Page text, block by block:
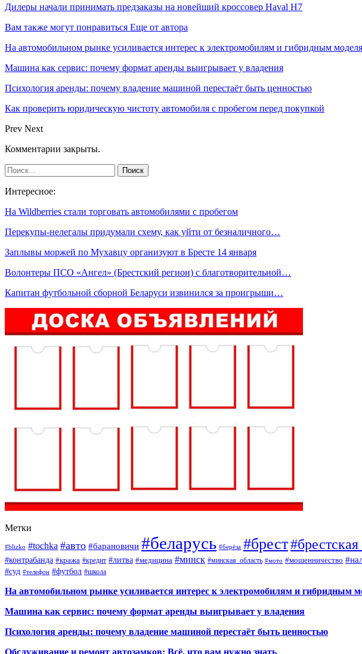
Дилеры начали принимать предзаказы на новейший кроссовер Haval H7
Вам также могут понравиться Еще от автора
На автомобильном рынке усиливается интерес к электромобилям и гибридным
Машина как сервис: почему формат аренды выигрывает у владения
Психология аренды: почему владение машиной перестаёт быть ценностью
Как проверить юридическую чистоту автомобиля с пробегом перед покупкой
Prev Next
Комментарии закрыты.
Интересное:
На Wildberries стали торговать автомобилями с пробегом
Перекупы-нелегалы придумали схему, как уйти от безналичного…
Заплывы моржей по Мухавцу организуют в Бресте 14 января
Волонтеры ПСО «Ангел» (Брестский регион) с благотворительной…
Капитан футбольной сборной Беларуси извинился за проигрыши…
Метки
#blizko #tochka #авто #барановичи #беларусь #берёза #брест
#контрабанда #кража #кредит #литва #медицина #минск #минская_область #мото #мошенничество
#суд #телефон #футбол #школа
На автомобильном рынке усиливается интерес к электромобилям и гибридным
Машина как сервис: почему формат аренды выигрывает у владения
Психология аренды: почему владение машиной перестаёт быть ценностью
Обслуживание и ремонт автозамков: Всё, что вам нужно знать